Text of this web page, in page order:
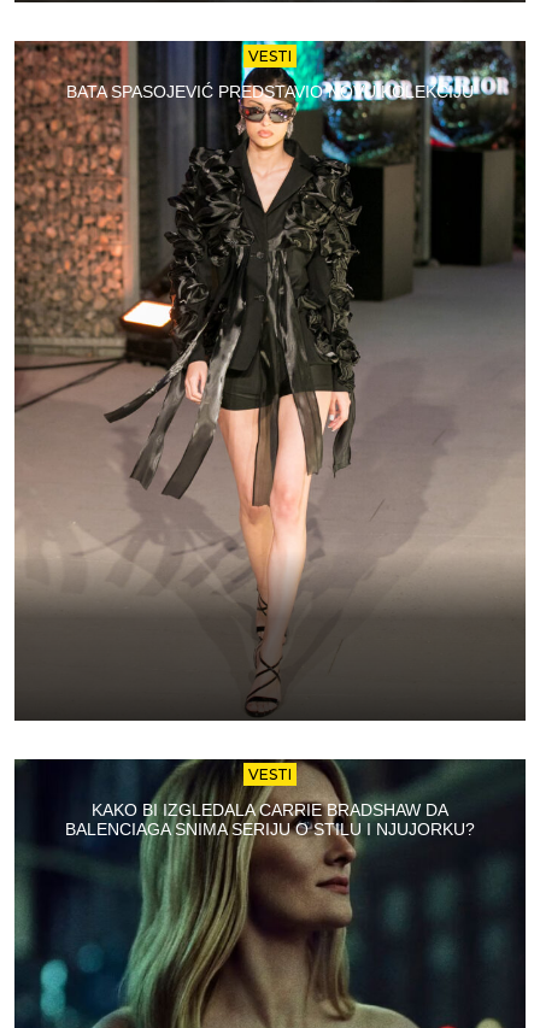
VESTI
BATA SPASOJEVIĆ PREDSTAVIO NOVU KOLEKCIJU
VESTI
KAKO BI IZGLEDALA CARRIE BRADSHAW DA
BALENCIAGA SNIMA SERIJU O STILU I NJUJORKU?